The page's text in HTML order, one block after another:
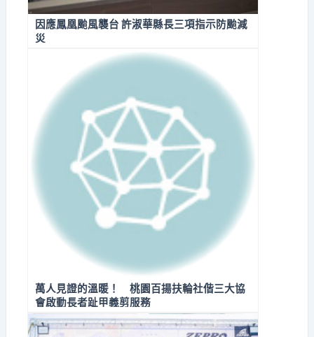
因應鳳凰颱風襲台 許淑華縣長三項指示防颱減
災
萬人見證的溫暖！ 桃園百揚扶輪社偕三大協
會啟動長者趾甲義剪服務